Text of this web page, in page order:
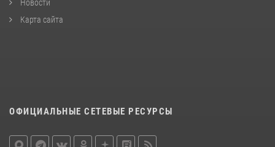
Новости
Карта сайта
ОФИЦИАЛЬНЫЕ СЕТЕВЫЕ РЕСУРСЫ